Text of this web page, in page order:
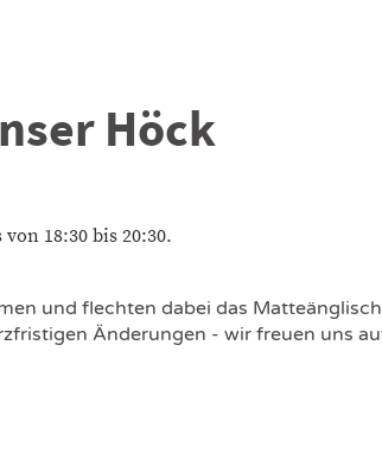
Höck
18:30 bis 20:30.
und flechten dabei das
Änderungen - wir freuen uns